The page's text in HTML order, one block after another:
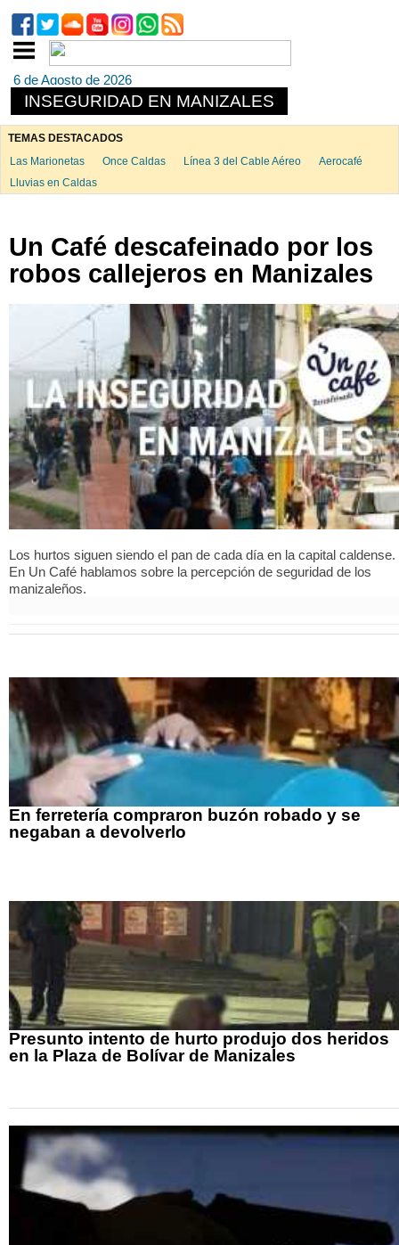
6 de Agosto de 2026
INSEGURIDAD EN MANIZALES
TEMAS DESTACADOS
Las Marionetas
Once Caldas Línea 3 del Cable Aéreo
Aerocafé
Lluvias en Caldas
Un Café descafeinado por los
robos callejeros en Manizales
Los hurtos siguen siendo el pan de cada día en la capital caldense.
En Un Café hablamos sobre la percepción de seguridad de los
manizaleños.
En ferretería compraron buzón robado y se
negaban a devolverlo
Presunto intento de hurto produjo dos heridos
en la Plaza de Bolívar de Manizales